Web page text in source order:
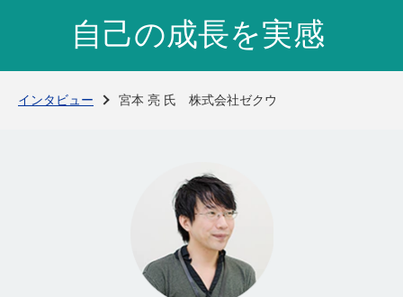
自己の成長を実感
インタビュー 宮本 亮 氏 株式会社ゼクウ